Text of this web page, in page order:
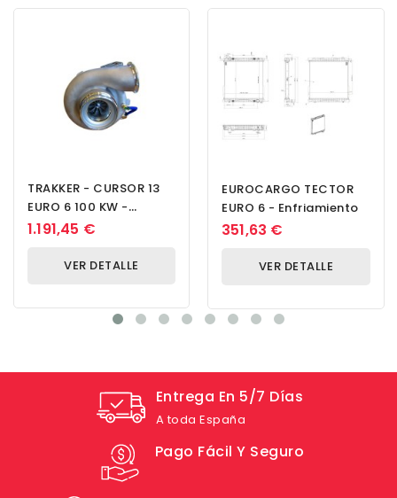
TRAKKER - CURSOR 13
EURO 6 100 KW -
Turbocompresor
1.191,45 €
VER DETALLE
EUROCARGO TECTOR
EURO 6 - Enfriamiento
351,63 €
VER DETALLE
Entrega En 5/7 Días
A toda España
Pago Fácil Y Seguro